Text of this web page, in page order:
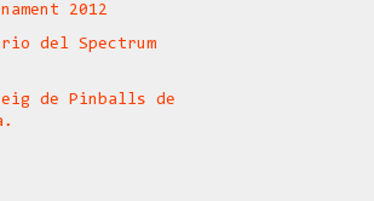
2012
del Spectrum
de Pinballs de